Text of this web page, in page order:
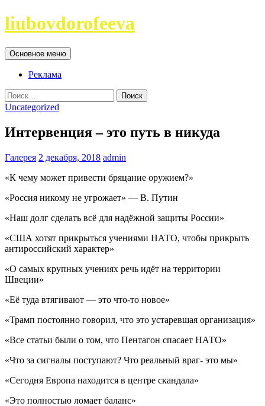
Перейти
к
liubovdorofeeva
Поиск
Основное меню
Реклама
Найти:
Uncategorized
Интервенция – это путь в никуда
Галерея 2 декабря, 2018 admin
«К чему может привести бряцание оружием?»
«Россия никому не угрожает» — В. Путин
«Наш долг сделать всё для надёжной защиты России»
«США хотят прикрыться учениями НАТО, чтобы прикрыть
антироссийский характер»
«О самых крупных учениях речь идёт на территории
Швеции»
«Её туда втягивают — это что-то новое»
«Трамп постоянно говорил, что это устаревшая организация»
«Все статьи были о том, что Пентагон спасает НАТО»
«Что за сигналы поступают? Что реальный враг- это мы»
«Сегодня Европа находится в центре скандала»
«Это полностью ломает баланс»